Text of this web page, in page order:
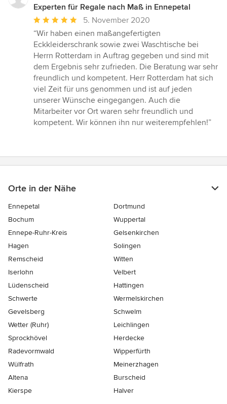
Experten für Regale nach Maß in Ennepetal
Durchschnittliche
Bewertung:
5
von
5
Sternen
5. November 2020
“Wir haben einen maßangefertigten
Eckkleiderschrank sowie zwei Waschtische bei
Herrn Rotterdam in Auftrag gegeben und sind mit
dem Ergebnis sehr zufrieden. Die Beratung war sehr
freundlich und kompetent. Herr Rotterdam hat sich
viel Zeit für uns genommen und ist auf jeden
unserer Wünsche eingegangen. Auch die
Mitarbeiter vor Ort waren sehr freundlich und
kompetent. Wir können ihn nur weiterempfehlen!”
Orte in der Nähe
Ennepetal
Dortmund
Bochum
Wuppertal
Ennepe-Ruhr-Kreis
Gelsenkirchen
Hagen
Solingen
Remscheid
Witten
Iserlohn
Velbert
Lüdenscheid
Hattingen
Schwerte
Wermelskirchen
Gevelsberg
Schwelm
Wetter (Ruhr)
Leichlingen
Sprockhövel
Herdecke
Radevormwald
Wipperfürth
Wülfrath
Meinerzhagen
Altena
Burscheid
Kierspe
Halver